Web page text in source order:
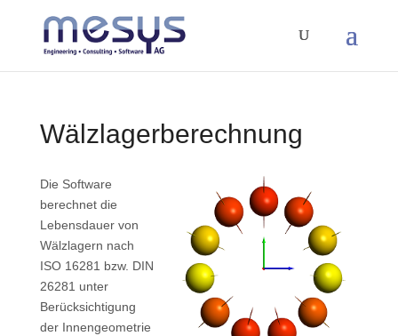
Wälzlagerberechnung
Die Software
berechnet die
Lebensdauer von
Wälzlagern nach
ISO 16281 bzw. DIN
26281 unter
Berücksichtigung
der Innengeometrie